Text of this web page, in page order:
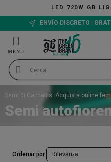
LED 720W GB
ENVÍO DISCRETO |
Semi di Cannabis: Acquista online
Semi
Ordenar por